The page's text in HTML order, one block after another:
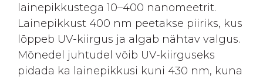
lainepikkustega 10–400 nanomeetrit.
Lainepikkust 400 nm peetakse piiriks, kus
lõppeb UV-kiirgus ja algab nähtav valgus.
Mõnedel juhtudel võib UV-kiirguseks
pidada ka lainepikkusi kuni 430 nm, kuna